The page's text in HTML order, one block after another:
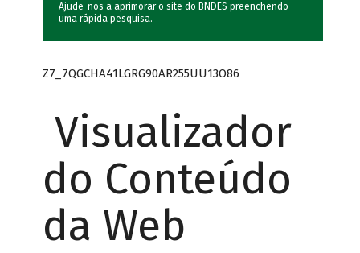
Ajude-nos a aprimorar o site do BNDES preenchendo
uma rápida pesquisa.
Z7_7QGCHA41LGRG90AR255UU13O86
Visualizador
do Conteúdo
da Web